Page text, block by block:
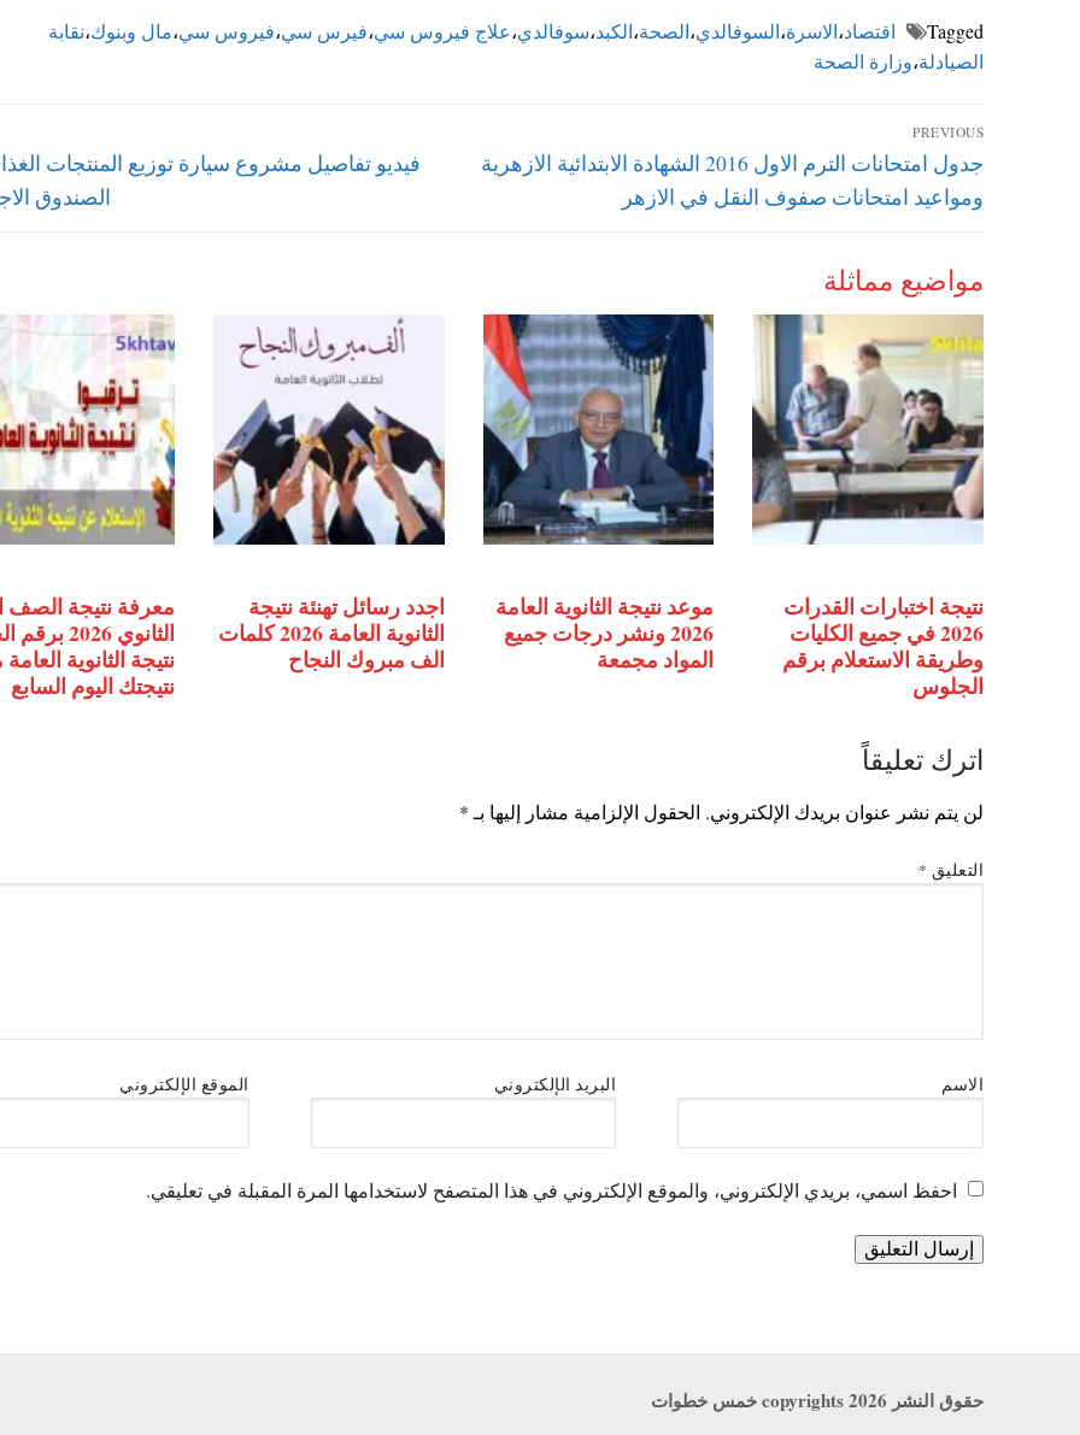
Tagged اقتصاد،الاسرة،السوفالدي،الصحة،الكبد،سوفالدي،علاج فيروس سي،فيرس سي،فيروس سي،مال وبنوك،نقابة
الصيادلة،وزارة الصحة
تصفّح
المقالات
PREVIOUS
Previous
جدول امتحانات الترم الاول 2016 الشهادة الابتدائية الازهرية
ومواعيد امتحانات صفوف النقل في الازهر
Next
فيديو تفاصيل مشروع سيارة توزيع المنتجات
الصندوق
مواضيع مماثلة
نتيجة اختبارات القدرات
2026 في جميع الكليات
وطريقة الاستعلام برقم
الجلوس
موعد نتيجة الثانوية العامة
2026 ونشر درجات جميع
المواد مجمعة
اجدد رسائل تهنئة نتيجة
الثانوية العامة 2026 كلمات
الف مبروك النجاح
معرفة نتيجة الصف
الثانوي
نتيجة الثانوية
نتيجتك اليوم السابع
اترك تعليقاً
لن يتم نشر عنوان بريدك الإلكتروني. الحقول الإلزامية مشار إليها بـ *
التعليق *
الاسم البريد الإلكتروني الموقع الإلكتروني
احفظ اسمي، بريدي الإلكتروني، والموقع الإلكتروني في هذا المتصفح لاستخدامها المرة المقبلة في تعليقي.
حقوق النشر copyrights 2026 خمس خطوات